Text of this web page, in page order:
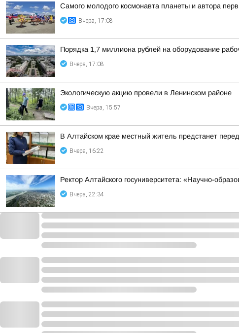
Самого молодого космонавта планеты и автора
Вчера, 17:08
Порядка 1,7 миллиона рублей на оборудование
Вчера, 17:08
Экологическую акцию провели в Ленинском районе
Вчера, 15:57
В Алтайском крае местный житель предстанет
Вчера, 16:22
Ректор Алтайского госуниверситета: «Научно-
Вчера, 22:34